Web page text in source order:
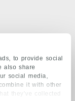
to provide social
also share
social media,
it with other
they’ve collected